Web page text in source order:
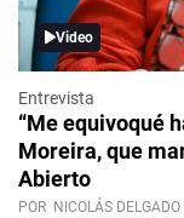
Video
Entrevista
“Me equivoqué
Moreira, que
Abierto
POR NICOLÁS DELGADO